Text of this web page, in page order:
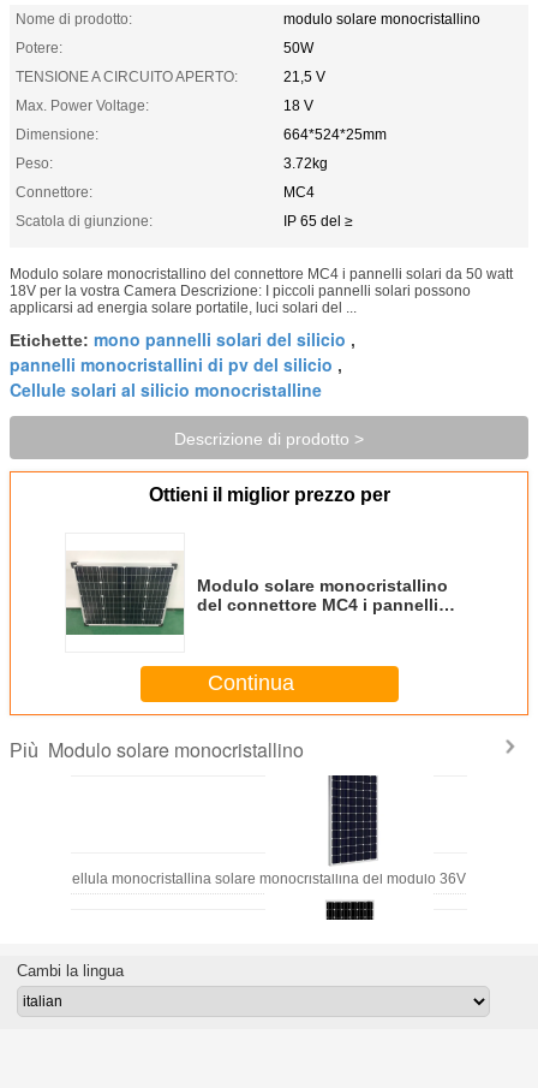
Nome di prodotto:
modulo solare monocristallino
Potere:
50W
TENSIONE A CIRCUITO APERTO:
21,5 V
Max. Power Voltage:
18 V
Dimensione:
664*524*25mm
Peso:
3.72kg
Connettore:
MC4
Scatola di giunzione:
IP 65 del ≥
Modulo solare monocristallino del connettore MC4 i pannelli solari da 50 watt
18V per la vostra Camera Descrizione: I piccoli pannelli solari possono
applicarsi ad energia solare portatile, luci solari del ...
Etichette: mono pannelli solari del silicio ,
pannelli monocristallini di pv del silicio ,
Cellule solari al silicio monocristalline
Descrizione di prodotto >
Ottieni il miglior prezzo per
Modulo solare monocristallino
del connettore MC4 i pannelli
Continua
Più Modulo solare monocristallino
Cellula monocristallina solare monocristallina del modulo 36V 340W Pv
cellula solare al silicio monocristallina 18V 190W 3.2mm densamente per
Cambi la lingua